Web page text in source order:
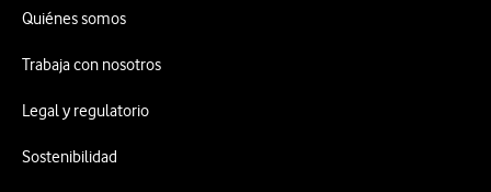
Quiénes somos
Trabaja con nosotros
Legal y regulatorio
Sostenibilidad